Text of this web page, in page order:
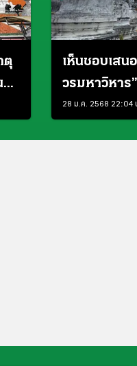
ตุ
เห็นชอบเสน
วรมหาวิหาร
แหล่งมรดกโ
28 ม.ค. 2568 22:04